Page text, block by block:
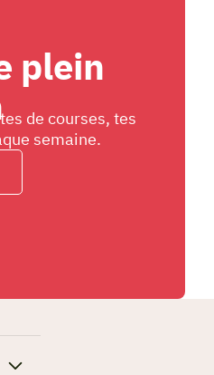
plein
de courses, tes
semaine.